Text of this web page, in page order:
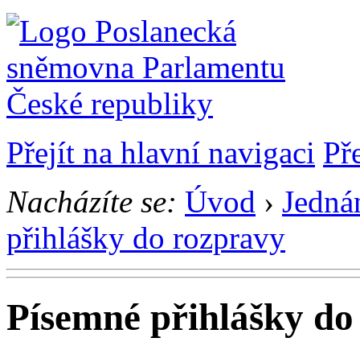
Přejít na hlavní navigaci
Nacházíte se: Úvod ›
přihlášky do rozpravy
Písemné přihlášky